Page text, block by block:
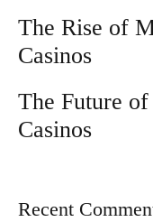
The Rise of
Casinos
The Future
Casinos
Recent